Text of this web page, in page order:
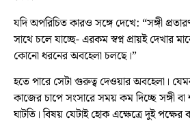
যদি অপরিচিত কারও সঙ্গে দেখে: “সঙ্গী
সাথে চলে যাচ্ছে- এরকম স্বপ্ন প্রায়ই দেখার
কোনো ধরনের অবহেলা চলছে।”
হতে পারে সেটা গুরুত্ব দেওয়ার অবহেলা।
কাজের চাপে সংসারে সময় কম দিচ্ছে সঙ্গী বা
ঘাটতি। বিষয় যেটাই হোক এক্ষেত্রে দুই